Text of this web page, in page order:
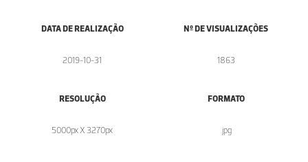
DATA DE REALIZAÇÃO
2019-10-31
Nº DE VISUALIZAÇÕES
1863
RESOLUÇÃO
5000px X 3270px
FORMATO
.jpg